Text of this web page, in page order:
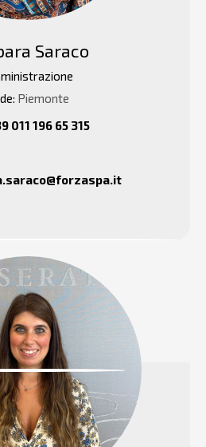
Saraco
Piemonte
011 196 65 315